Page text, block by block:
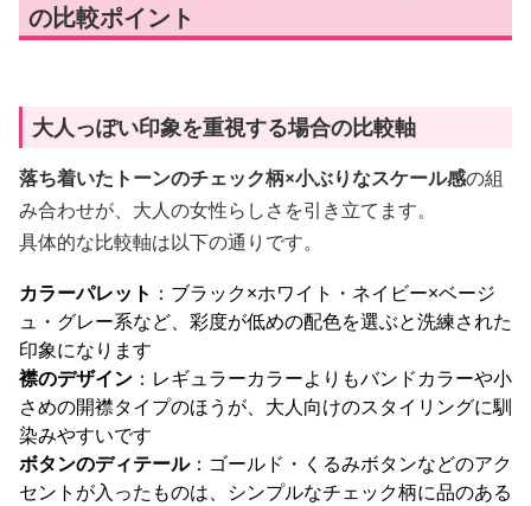
の比較ポイント
大人っぽい印象を重視する場合の比較軸
落ち着いたトーンのチェック柄×小ぶりなスケール感の組
み合わせが、大人の女性らしさを引き立てます。
具体的な比較軸は以下の通りです。
カラーパレット ：ブラック×ホワイト・ネイビー×ベージ
ュ・グレー系など、彩度が低めの配色を選ぶと洗練された
印象になります
襟のデザイン ：レギュラーカラーよりもバンドカラーや小
さめの開襟タイプのほうが、大人向けのスタイリングに馴
染みやすいです
ボタンのディテール：ゴールド・くるみボタンなどのアク
セントが入ったものは、シンプルなチェック柄に品のある